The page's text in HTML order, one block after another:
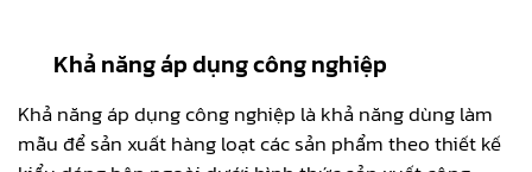
Khả năng áp dụng công nghiệp
Khả năng áp dụng công nghiệp là khả năng dùng làm
mẫu để sản xuất hàng loạt các sản phẩm theo thiết kế